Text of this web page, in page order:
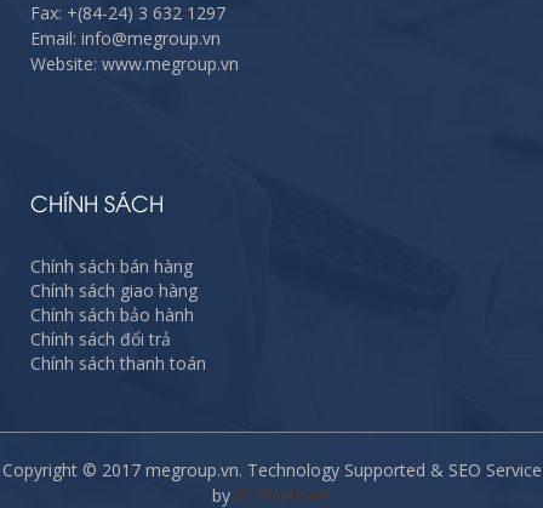
Fax: +(84-24) 3 632 1297
Email: info@megroup.vn
Website: www.megroup.vn
CHÍNH SÁCH
Chính sách bán hàng
Chính sách giao hàng
Chính sách bảo hành
Chính sách đổi trả
Chính sách thanh toán
Copyright © 2017 megroup.vn. Technology Supported & SEO Service
by ECPVietnam